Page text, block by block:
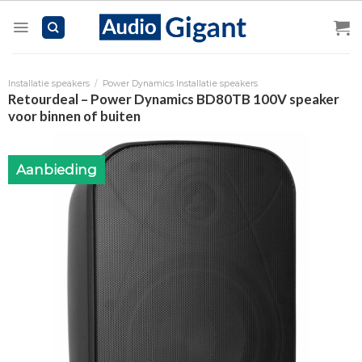
Installatie speakers / Power Dynamics Installatie speakers
Retourdeal – Power Dynamics BD80TB 100V speaker
voor binnen of buiten
Aanbieding